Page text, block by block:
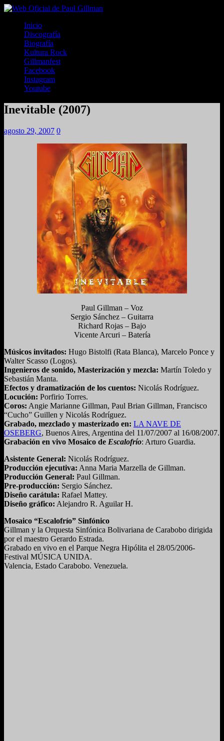
Inicio
Discografía
Biografía
Kultura Rock
Gillmanfest
Facebook
Instagram
Youtube
Inevitable (2007)
agosto 29, 2007 0
Paul Gillman – Voz
Sergio Sánchez – Guitarra
Richard Rojas – Bajo
Vicente Arcuri – Batería
Músicos invitados: Hugo Bistolfi (Rata Blanca), Marcelo Ponce y
Walter Scasso (Logos).
Ingenieros de sonido, Masterización y mezcla: Martín Toledo y
Sebastián Manta.
Efectos y dramatización de los cuentos: Nicolás Rodríguez.
Locución: Porfirio Torres.
Coros: Angie Marianne Gillman, Paul Brian Gillman, Francisco
“Cucho” Guillen y Nicolás Rodríguez.
Grabado, mezclado y masterizado en: LA NAVE DE
OSEBERG, Buenos Aires, Argentina del 11/07/2007 al 16/08/2007.
Grabación en vivo Mosaico de Escalofrío: Arturo Guardia.
Asistente General: Nicolás Rodríguez.
Producción ejecutiva: Anna Maria Marzella de Gillman.
Producción General: Paul Gillman.
Pre-producción: Sergio Sánchez.
Diseño carátula: Rafael Mattey.
Diseño gráfico: Alejandro R. Aguilar H.
Mosaico “Escalofrío” Sinfónico
Gillman y la Orquesta Sinfónica Bolivariana de Carabobo dirigida
por el maestro Gerardo Estrada.
Grabado en vivo en el Parque Negra Hipólita el 28/05/2006-
Festival MÚSICA UNIDA.
Valencia, Estado Carabobo. Venezuela.